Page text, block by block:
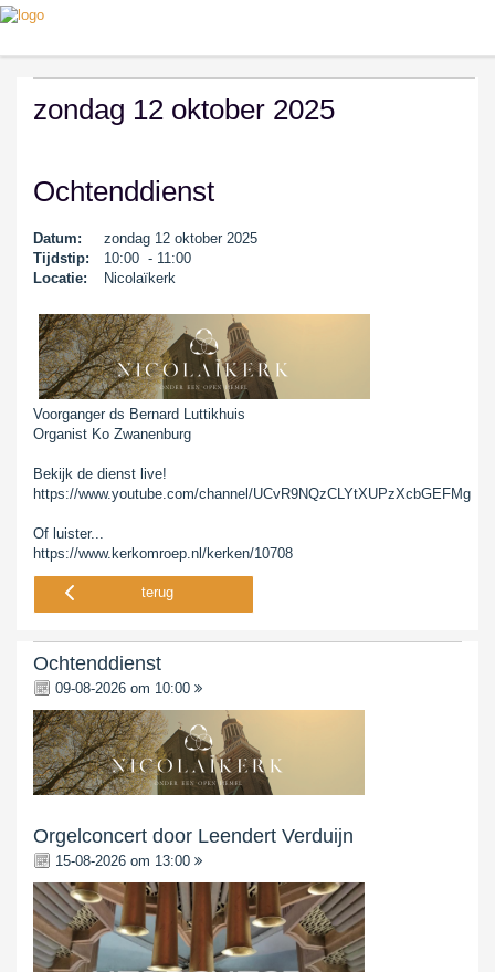
zondag 12 oktober 2025
Ochtenddienst
Datum:
zondag 12 oktober 2025
Tijdstip:
10:00 - 11:00
Locatie:
Nicolaïkerk
Voorganger ds Bernard Luttikhuis
Organist Ko Zwanenburg
Bekijk de dienst live!
https://www.youtube.com/channel/UCvR9NQzCLYtXUPzXcbGEFMg
Of luister...
https://www.kerkomroep.nl/kerken/10708
terug
Ochtenddienst
09-08-2026 om 10:00
Orgelconcert door Leendert Verduijn
15-08-2026 om 13:00